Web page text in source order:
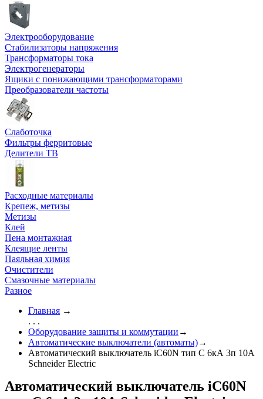
Электрооборудование
Стабилизаторы напряжения
Трансформаторы тока
Электрогенераторы
Ящики с понижающими трансформаторами
Преобразователи частоты
Слаботочка
Фильтры ферритовые
Делители ТВ
Расходные материалы
Крепеж, метизы
Метизы
Клей
Пена монтажная
Клеящие ленты
Паяльная химия
Очистители
Смазочные материалы
Разное
Главная →
. . .
Оборудование защиты и коммутации →
Автоматические выключатели (автоматы)→
Автоматический выключатель iC60N тип С 6кА 3п 10А
Schneider Electric
Автоматический выключатель iC60N